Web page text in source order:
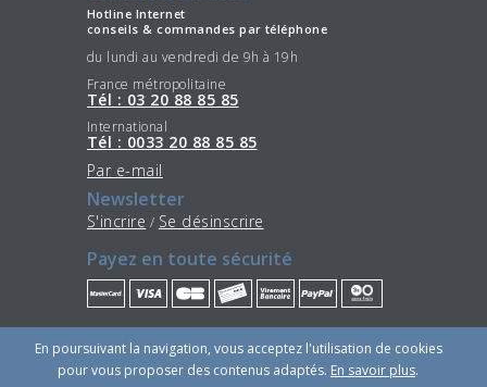
Hotline Internet
conseils & commandes par téléphone
du lundi au vendredi de 9h à 19h
France métropolitaine
Tél : 03 20 88 85 85
International
Tél : 0033 20 88 85 85
Par e-mail
Newsletter
S'incrire / Se désinscrire
Payez en toute sécurité
Restez connectés
En poursuivant la navigation, vous acceptez l'utilisation de cookies
pour vous proposer des contenus adaptés. En savoir plus.